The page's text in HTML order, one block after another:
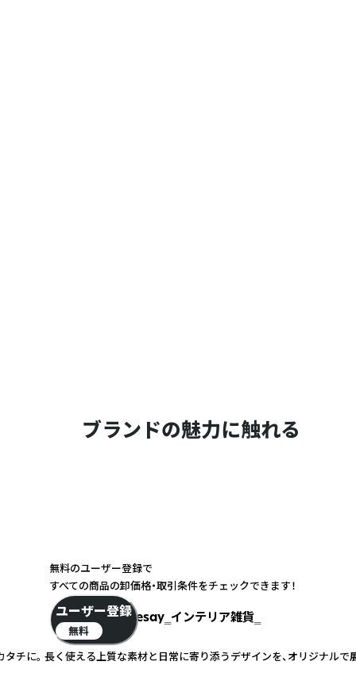
ブランドの魅力に触れる
shesay‗インテリア雑貨‗
チに。 長く使える上質な素材と日常に寄り添うデザインを、オリジナルで
無料のユーザー登録で
すべての商品の卸価格・取引条件をチェックできます！
ユーザー登録
無料